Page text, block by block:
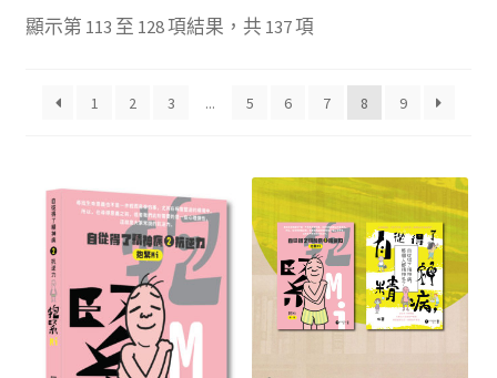
顯示第 113 至 128 項結果，共 137 項
1 2 3 ... 5 6 7 8 9